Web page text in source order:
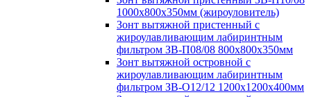
1000х800х350мм (жироуловитель)
Зонт вытяжной пристенный с
жироулавливающим лабиринтным
фильтром ЗВ-П08/08 800х800х350мм
Зонт вытяжной островной с
жироулавливающим лабиринтным
фильтром ЗВ-О12/12 1200х1200х400мм